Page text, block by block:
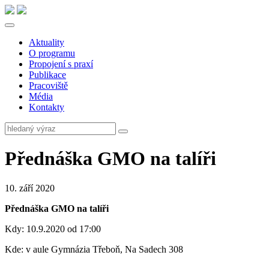
Aktuality
O programu
Propojení s praxí
Publikace
Pracoviště
Média
Kontakty
Přednáška GMO na talíři
10. září 2020
Přednáška GMO na talíři
Kdy: 10.9.2020 od 17:00
Kde: v aule Gymnázia Třeboň, Na Sadech 308